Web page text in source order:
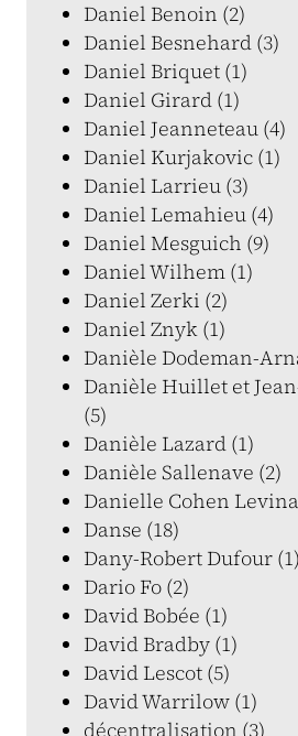
Daniel Benoin (2)
Daniel Besnehard (3)
Daniel Briquet (1)
Daniel Girard (1)
Daniel Jeanneteau (4)
Daniel Kurjakovic (1)
Daniel Larrieu (3)
Daniel Lemahieu (4)
Daniel Mesguich (9)
Daniel Wilhem (1)
Daniel Zerki (2)
Daniel Znyk (1)
Danièle Dodeman-
Danièle Huillet et
(5)
Danièle Lazard (1)
Danièle Sallenave (2)
Danielle Cohen
Danse (18)
Dany-Robert Dufour (1)
Dario Fo (2)
David Bobée (1)
David Bradby (1)
David Lescot (5)
David Warrilow (1)
décentralisation (3)